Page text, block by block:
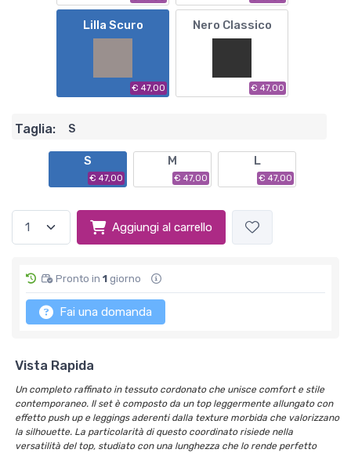
Lilla Scuro
€ 47,00
Nero Classico
€ 47,00
Taglia: S
S
€ 47,00
M
€ 47,00
L
€ 47,00
Aggiungi al carrello
Pronto in 1 giorno
Fai una domanda
Vista Rapida
Un completo raffinato in tessuto cordonato che unisce comfort e stile
contemporaneo. Il set è composto da un top leggermente allungato con
effetto push up e leggings aderenti dalla texture morbida che valorizzano
la silhouette. La particolarità di questo coordinato risiede nella
versatilità del top, studiato con una lunghezza che lo rende perfetto